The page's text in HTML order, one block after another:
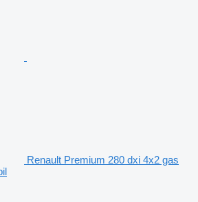
Renault Premium 280 dxi 4x2 gas